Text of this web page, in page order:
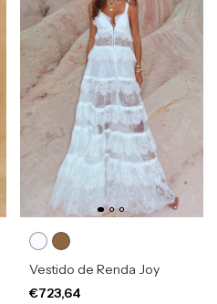
Vestido de Renda Joy
€723,64